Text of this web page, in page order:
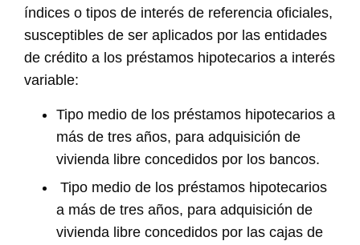
índices o tipos de interés de referencia oficiales,
susceptibles de ser aplicados por las entidades
de crédito a los préstamos hipotecarios a interés
variable:
Tipo medio de los préstamos hipotecarios a
más de tres años, para adquisición de
vivienda libre concedidos por los bancos.
Tipo medio de los préstamos hipotecarios
a más de tres años, para adquisición de
vivienda libre concedidos por las cajas de